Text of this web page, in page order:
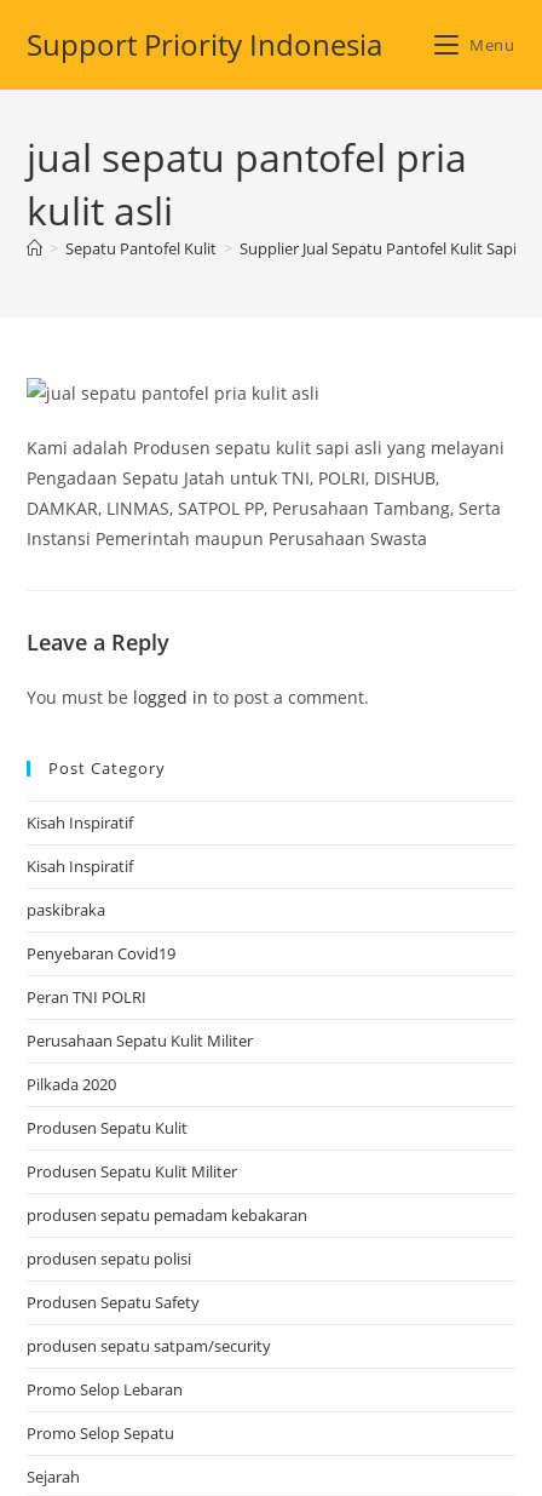
Support Priority Indonesia Menu
jual sepatu pantofel pria
kulit asli
> Sepatu Pantofel Kulit > Supplier Jual Sepatu Pantofel Kulit Sapi
Kami adalah Produsen sepatu kulit sapi asli yang melayani
Pengadaan Sepatu Jatah untuk TNI, POLRI, DISHUB,
DAMKAR, LINMAS, SATPOL PP, Perusahaan Tambang, Serta
Instansi Pemerintah maupun Perusahaan Swasta
Leave a Reply
You must be logged in to post a comment.
Post Category
Kisah Inspiratif
Kisah Inspiratif
paskibraka
Penyebaran Covid19
Peran TNI POLRI
Perusahaan Sepatu Kulit Militer
Pilkada 2020
Produsen Sepatu Kulit
Produsen Sepatu Kulit Militer
produsen sepatu pemadam kebakaran
produsen sepatu polisi
Produsen Sepatu Safety
produsen sepatu satpam/security
Promo Selop Lebaran
Promo Selop Sepatu
Sejarah